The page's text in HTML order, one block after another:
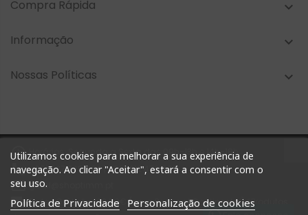
Utilizamos cookies para melhorar a sua experiência de
navegação. Ao clicar "Aceitar", estará a consentir com o
seu uso.
Política de Privacidade Personalização de cookies
Compra Rápida 
Informação 
Nossas Políticas 
Horários: Segunda a Sexta das 09h-13h e 14h-18h
+351 927 748 884 | +351 212 476 905
 geral@shoptimm.pt
Portes Grátis* +162.50€ (para Portugal Continental) *Produtos